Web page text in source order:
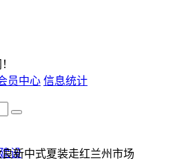
员中心 信息统计
设
新中式夏装走红兰州市场